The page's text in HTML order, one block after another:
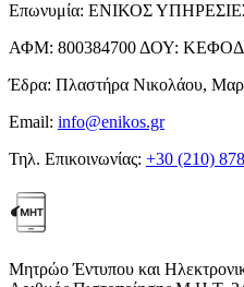
Επωνυμία: ΕΝΙΚΟΣ
ΑΦΜ: 800384700 ΔΟΥ:
Έδρα: Πλαστήρα Νικολάου,
Email: info@enikos.gr
Τηλ. Επικοινωνίας: +30 (210)
Μητρώο Έντυπου και